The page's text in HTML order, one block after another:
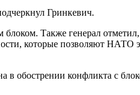
Гринкевич.
Также генерал отметил,
которые позволяют НАТО
в обострении конфликта с